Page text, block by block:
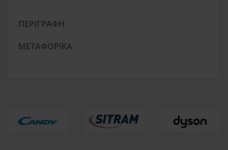
ΠΕΡΙΓΡΑΦΉ
ΜΕΤΑΦΟΡΙΚΆ